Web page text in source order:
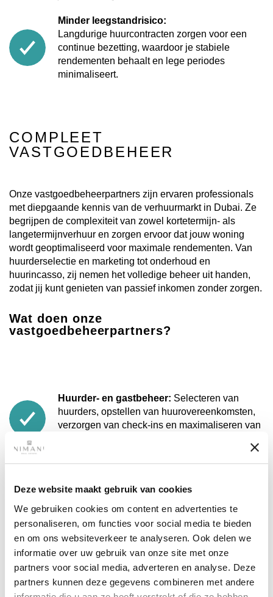
Deze website maakt gebruik van cookies
We gebruiken cookies om content en advertenties te
personaliseren, om functies voor social media te bieden
en om ons websiteverkeer te analyseren. Ook delen we
informatie over uw gebruik van onze site met onze
partners voor social media, adverteren en analyse. Deze
partners kunnen deze gegevens combineren met andere
Minder leegstandrisico:
Langdurige huurcontracten zorgen voor een
continue bezetting, waardoor je stabiele
rendementen behaalt en lege periodes
minimaliseert.
COMPLEET
VASTGOEDBEHEER
Onze vastgoedbeheerpartners zijn ervaren professionals
met diepgaande kennis van de verhuurmarkt in Dubai. Ze
begrijpen de complexiteit van zowel kortetermijn- als
langetermijnverhuur en zorgen ervoor dat jouw woning
wordt geoptimaliseerd voor maximale rendementen. Van
huurderselectie en marketing tot onderhoud en
huurincasso, zij nemen het volledige beheer uit handen,
zodat jij kunt genieten van passief inkomen zonder zorgen.
Wat doen onze
vastgoedbeheerpartners?
Huurder- en gastbeheer: Selecteren van
huurders, opstellen van huurovereenkomsten,
verzorgen van check-ins en maximaliseren van
Marketing & advertising:Effectieve promotie
platforms tot exclusieve verhuurmarkten.
van huurbetalingen, borgsommen, EJARI-
registratie en naleving van de huurwetgeving in
Dubai.
Onderhoud & inspecties: Regelmatige